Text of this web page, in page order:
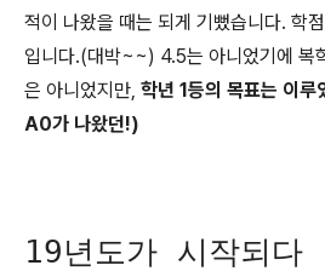
적이 나왔을 때는 되게 기뻤습니다. 학점
입니다.(대박~~) 4.5는 아니었기에 복
은 아니었지만, 학년 1등의 목표는 이루
A0가 나왔던!)
19년도가 시작되다